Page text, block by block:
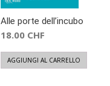
Alle porte dell’incubo
18.00 CHF
AGGIUNGI AL CARRELLO